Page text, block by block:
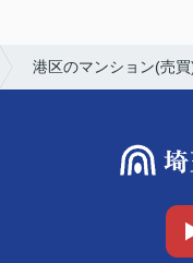
港区のマンション(売